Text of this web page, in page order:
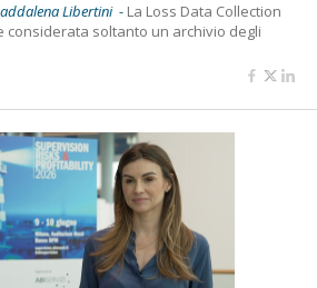
Libertini - La Loss Data Collection
considerata soltanto un archivio degli